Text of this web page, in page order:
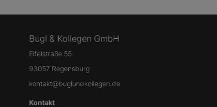
Bugl & Kollegen GmbH
Eifelstraße 55
93057 Regensburg
kontakt@buglundkollegen.de
Kontakt